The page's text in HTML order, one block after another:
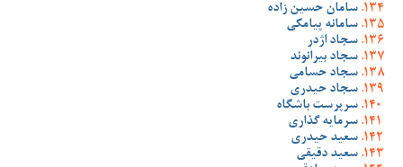
سامان حسین زاده
سامانه پیامکی
سجاد اژدر
سجاد بیرانوند
سجاد حسامی
سجاد حیدری
سرپرست باشگاه
سرمایه گذاری
سعید حیدری
سعید دقیقی